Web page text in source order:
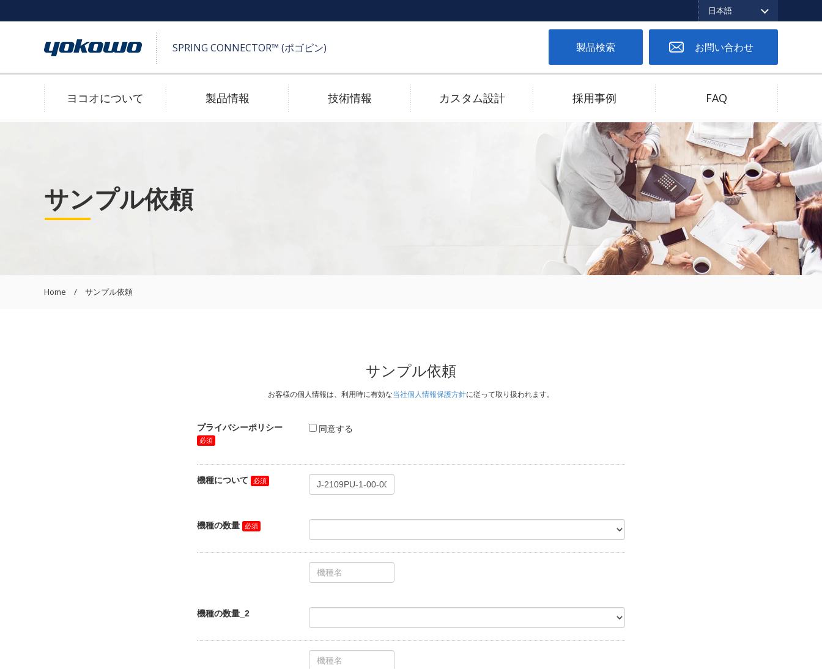
SPRING CONNECTOR™ (ポゴピン)
日本語
English
繁体中文
日本語
製品検索 お問い合わせ
ヨコオについて 製品情報
ツーピースコネクタ
2D/3D 図面ダウンロード
技術情報
低バネ圧対応
防水 高電流
カスタム設計 採用事例 FAQ
サンプル依頼
Home サンプル依頼